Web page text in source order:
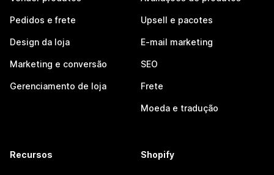
Pedidos e frete
Design da loja
Marketing e conversão
Gerenciamento de loja
Upsell e pacotes
E-mail marketing
SEO
Frete
Moeda e tradução
Recursos Shopify